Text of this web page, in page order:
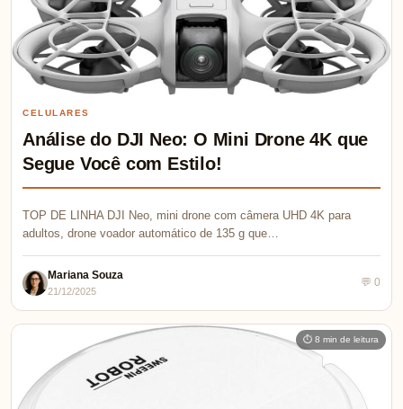
CELULARES
Análise do DJI Neo: O Mini Drone 4K que
Segue Você com Estilo!
TOP DE LINHA DJI Neo, mini drone com câmera UHD 4K para
adultos, drone voador automático de 135 g que…
Mariana Souza
21/12/2025
💬 0
⏱ 8 min de leitura